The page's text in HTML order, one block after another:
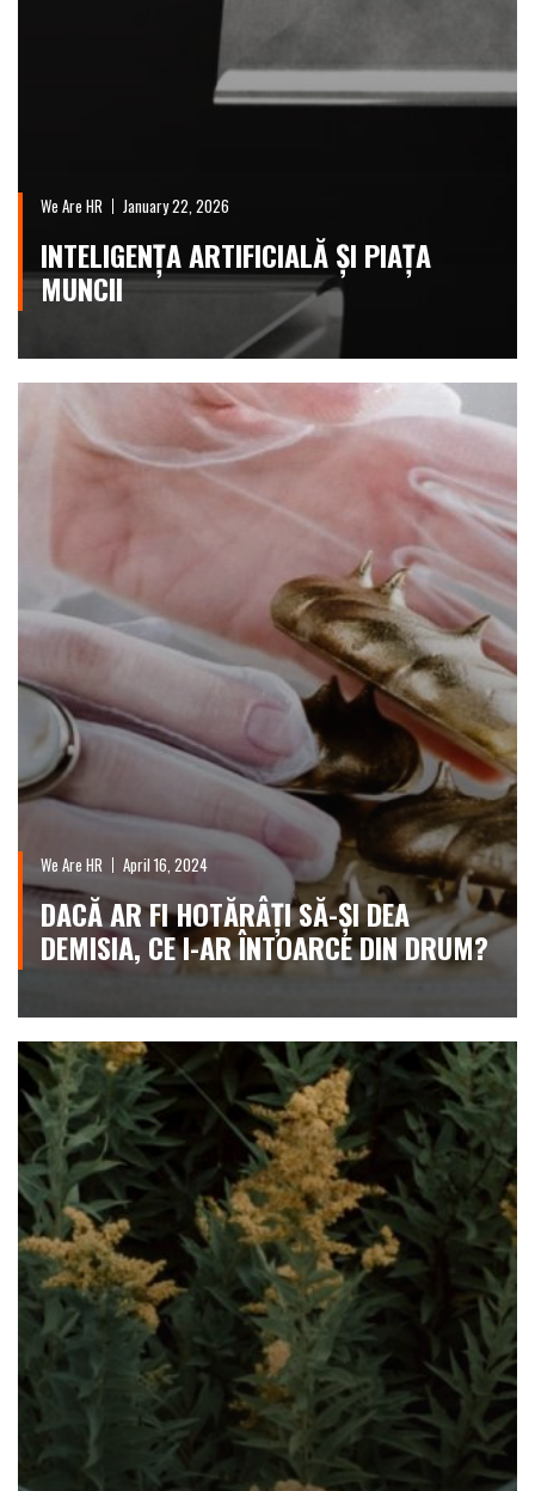
We Are HR January 22, 2026
INTELIGENȚA ARTIFICIALĂ ȘI PIAȚA
MUNCII
We Are HR April 16, 2024
DACĂ AR FI HOTĂRÂȚI SĂ-ȘI DEA
DEMISIA, CE I-AR ÎNTOARCE DIN DRUM?